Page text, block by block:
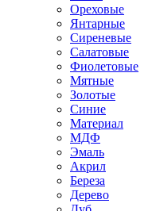
Ореховые
Янтарные
Сиреневые
Салатовые
Фиолетовые
Мятные
Золотые
Синие
Материал
МДФ
Эмаль
Акрил
Береза
Дерево